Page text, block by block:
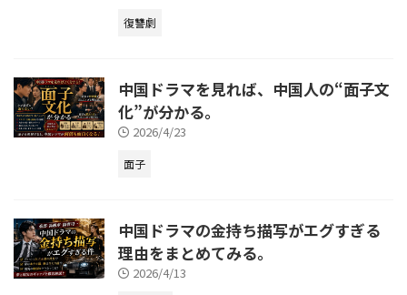
復讐劇
中国ドラマを見れば、中国人の“面子文
化”が分かる。
2026/4/23
面子
中国ドラマの金持ち描写がエグすぎる
理由をまとめてみる。
2026/4/13